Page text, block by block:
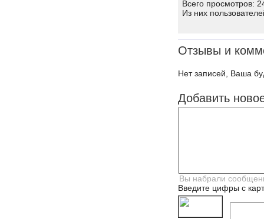
Всего просмотров:
Из них
Отзывы и
Нет записей, Ваша
Добавить
Введите цифры с